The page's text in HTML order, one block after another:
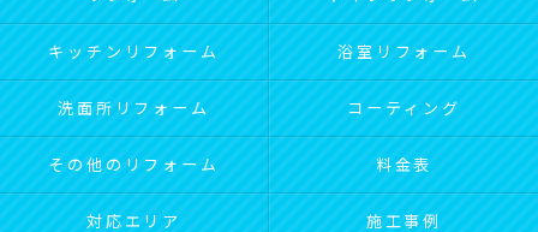
キッチンリフォーム 浴室リフォーム
洗面所リフォーム コーティング
その他のリフォーム 料金表
対応エリア 施工事例